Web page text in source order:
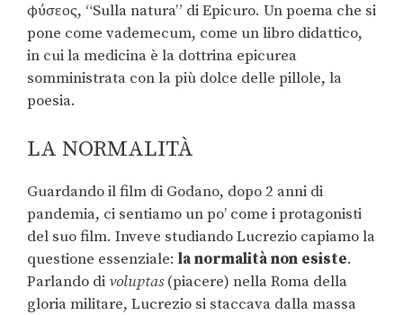
φύσεος, “Sulla natura” di Epicuro. Un poema che si
pone come vademecum, come un libro didattico,
in cui la medicina è la dottrina epicurea
somministrata con la più dolce delle pillole, la
poesia.
LA NORMALITÀ
Guardando il film di Godano, dopo 2 anni di
pandemia, ci sentiamo un po’ come i protagonisti
del suo film. Inveve studiando Lucrezio capiamo la
questione essenziale: la normalità non esiste.
Parlando divoluptas(piacere) nella Roma della
gloria militare, Lucrezio si staccava dalla massa